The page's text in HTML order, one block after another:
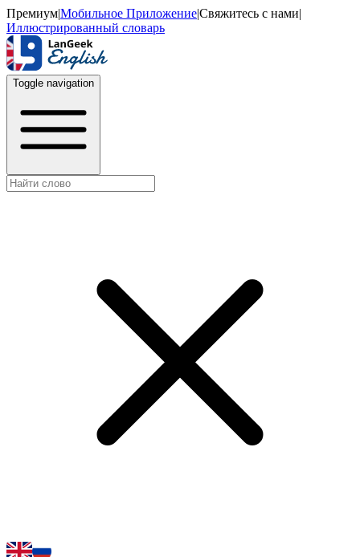
Премиум|Мобильное Приложение|Свяжитесь с нами|
Иллюстрированный словарь
Toggle navigation